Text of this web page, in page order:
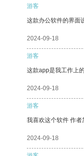
游客
这款办公软件的界面
2024-09-18
游客
这款app是我工作上
2024-09-18
游客
我喜欢这个软件 作者
2024-09-18